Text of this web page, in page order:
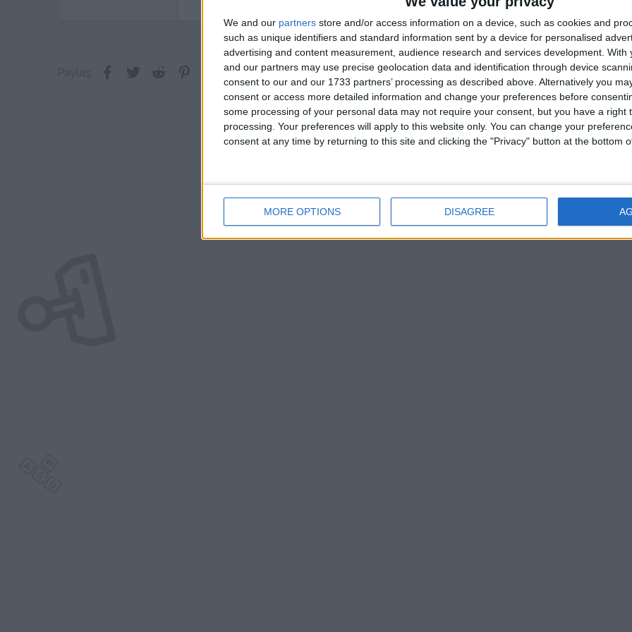
We and our partners store and/or access information on a device, such as cookies and
such as unique identifiers and standard information sent by a device for personalised
advertising and content measurement, audience research and services development. With
and our partners may use precise geolocation data and identification through device
consent to our and our 1733 partners’ processing as described above. Alternatively you
consent or access more detailed information and change your preferences before
some processing of your personal data may not require your consent, but you have a right
processing. Your preferences will apply to this website only. You can change your
consent at any time by returning to this site and clicking the "Privacy" button at the bottom
MORE OPTIONS DISAGREE
Cevap yazmak için giriş
Paylaş: Facebook
Twitter Reddit PinterestTumblrWhatsApp
E-posta
Link